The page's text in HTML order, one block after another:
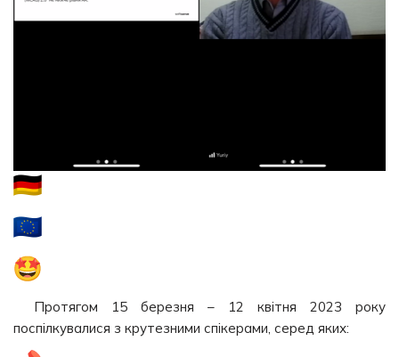
Протягом 15 березня – 12 квітня 2023 року
поспілкувалися з крутезними спікерами, серед яких: